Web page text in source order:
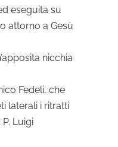
eseguita su
attorno a Gesù
nicchia
Fedeli, che
laterali i ritratti
Luigi